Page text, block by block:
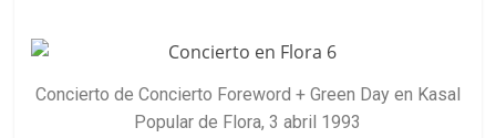
Concierto de Concierto Foreword + Green Day en Kasal
Popular de Flora, 3 abril 1993